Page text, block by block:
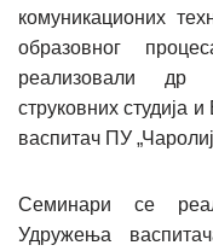
комуникационих
образовног
реализовали др
струковних студија
васпитач ПУ
Семинари се
Удружења